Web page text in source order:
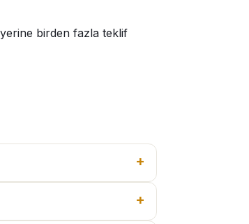
birden fazla teklif